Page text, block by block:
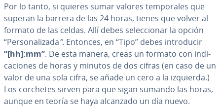
Por lo tanto, si quieres sumar valores te­m­po­ra­les que
superan la barrera de las 24 horas, tienes que volver al
formato de las celdas. Allí debes se­le­c­cio­nar la opción
“Pe­r­so­na­li­za­da”. Entonces, en “Tipo” debes in­tro­du­cir
“[hh]:mm”. De esta manera, creas un formato con in­di­
ca­cio­nes de horas y minutos de dos cifras (en caso de un
valor de una sola cifra, se añade un cero a la izquierda.)
Los corchetes sirven para que sigan sumando las horas,
aunque en teoría se haya alcanzado un día nuevo.